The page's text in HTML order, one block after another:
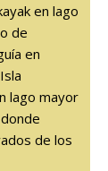
en lago
de
en
lago mayor
de los